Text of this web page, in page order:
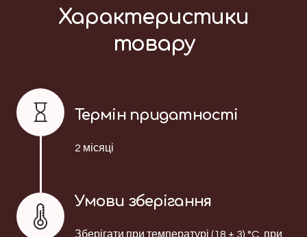
Характеристики
товару
Термін придатності
2 місяці
Умови зберігання
Зберігати при температурі (18 ± 3) °C, при